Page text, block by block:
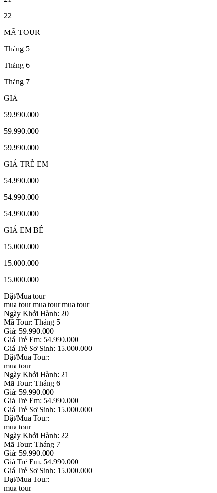
22
MÃ TOUR
Tháng 5
Tháng 6
Tháng 7
GIÁ
59.990.000
59.990.000
59.990.000
GIÁ TRẺ EM
54.990.000
54.990.000
54.990.000
GIÁ EM BÉ
15.000.000
15.000.000
15.000.000
Đặt/Mua tour
mua tourmua tourmua tour
Ngày Khởi Hành: 20
Mã Tour: Tháng 5
Giá: 59.990.000
Giá Trẻ Em: 54.990.000
Giá Trẻ Sơ Sinh: 15.000.000
Đặt/Mua Tour:
mua tour
Ngày Khởi Hành: 21
Mã Tour: Tháng 6
Giá: 59.990.000
Giá Trẻ Em: 54.990.000
Giá Trẻ Sơ Sinh: 15.000.000
Đặt/Mua Tour:
mua tour
Ngày Khởi Hành: 22
Mã Tour: Tháng 7
Giá: 59.990.000
Giá Trẻ Em: 54.990.000
Giá Trẻ Sơ Sinh: 15.000.000
Đặt/Mua Tour:
mua tour